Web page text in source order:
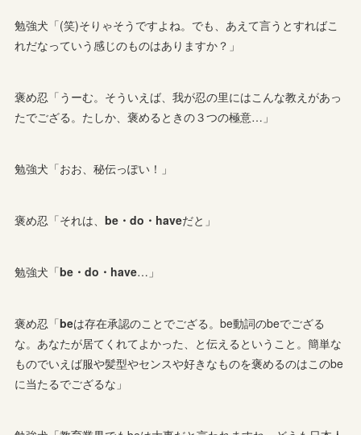
勉強犬「(笑)そりゃそうですよね。でも、あえて言うとすればこ
れだなっていう感じのものはありますか？」
褒め忍「うーむ。そういえば、我が忍の里にはこんな教えがあっ
たでござる。たしか、褒めるときの３つの極意…」
勉強犬「おお、秘伝っぽい！」
褒め忍「それは、be・do・haveだと」
勉強犬「be・do・have…」
褒め忍「beは存在承認のことでござる。be動詞のbeでござる
な。あなたが居てくれてよかった、と伝えるということ。簡単な
ものでいえば服や髪型やセンスや好きなものを褒めるのはこのbe
に当たるでござるな」